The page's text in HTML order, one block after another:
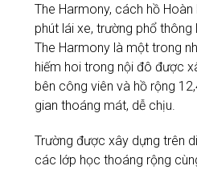
The Harmony, cách hồ
phút lái xe, trường phổ
The Harmony là một trong
hiếm hoi trong nội đô được
bên công viên và hồ rộng
gian thoáng mát, dễ chịu.
Trường được xây dựng trên
các lớp học thoáng rộng